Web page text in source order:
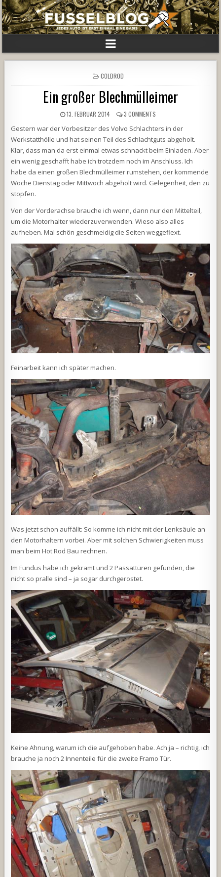
POSTED
IN
COLDROD
Ein großer Blechmülleimer
13. FEBRUAR 2014 3 COMMENTS
Gestern war der Vorbesitzer des Volvo Schlachters in der
Werkstatthölle und hat seinen Teil des Schlachtguts abgeholt.
Klar, dass man da erst einmal etwas schnackt beim Einladen. Aber
ein wenig geschafft habe ich trotzdem noch im Anschluss. Ich
habe da einen großen Blechmülleimer rumstehen, der kommende
Woche Dienstag oder Mittwoch abgeholt wird. Gelegenheit, den zu
stopfen.
Von der Vorderachse brauche ich wenn, dann nur den Mittelteil,
um die Motorhalter wiederzuverwenden. Wieso also alles
aufheben. Mal schön geschmeidig die Seiten weggeflext.
Feinarbeit kann ich später machen.
Was jetzt schon auffällt: So komme ich nicht mit der Lenksäule an
den Motorhaltern vorbei. Aber mit solchen Schwierigkeiten muss
man beim Hot Rod Bau rechnen.
Im Fundus habe ich gekramt und 2 Passattüren gefunden, die
nicht so pralle sind – ja sogar durchgerostet.
Keine Ahnung, warum ich die aufgehoben habe. Ach ja – richtig, ich
brauche ja noch 2 Innenteile für die zweite Framo Tür.